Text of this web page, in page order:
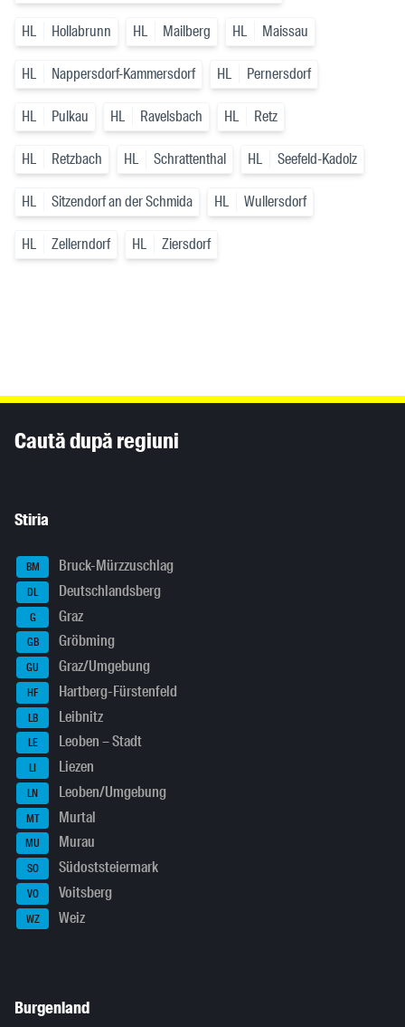
HL Hollabrunn HL Mailberg HL Maissau
HL Nappersdorf-Kammersdorf HL Pernersdorf
HL Pulkau HL Ravelsbach HL Retz
HL Retzbach HL Schrattenthal HL Seefeld-Kadolz
HL Sitzendorf an der Schmida HL Wullersdorf
HL Zellerndorf HL Ziersdorf
Caută după regiuni
Stiria
BM Bruck-Mürzzuschlag
DL Deutschlandsberg
G Graz
GB Gröbming
GU Graz/Umgebung
HF Hartberg-Fürstenfeld
LB Leibnitz
LE Leoben – Stadt
LI Liezen
LN Leoben/Umgebung
MT Murtal
MU Murau
SO Südoststeiermark
VO Voitsberg
WZ Weiz
Burgenland